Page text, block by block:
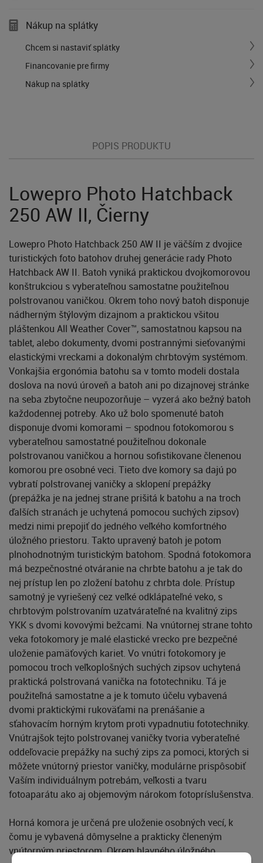
Nákup na splátky
Chcem si nastaviť splátky
Financovanie pre firmy
Nákup na splátky
POPIS PRODUKTU
Lowepro Photo Hatchback
250 AW II, Čierny
Lowepro Photo Hatchback 250 AW II je väčším z dvojice
turistických foto batohov druhej generácie rady Photo
Hatchback AW II. Batoh vyniká praktickou dvojkomorovou
konštrukciou s vyberateľnou samostatne použiteľnou
polstrovanou vaničkou. Okrem toho nový batoh disponuje
nádherným štýlovým dizajnom a praktickou všitou
pláštenkou All Weather Cover™, samostatnou kapsou na
tablet, alebo dokumenty, dvomi postrannými sieťovanými
elastickými vreckami a dokonalým chrbtovým systémom.
Vonkajšia ergonómia batohu sa v tomto modeli dostala
doslova na novú úroveň a batoh ani po dizajnovej stránke
na seba zbytočne neupozorňuje – vyzerá ako bežný batoh
každodennej potreby. Ako už bolo spomenuté batoh
disponuje dvomi komorami – spodnou fotokomorou s
vyberateľnou samostatné použiteľnou dokonale
polstrovanou vaničkou a hornou sofistikovane členenou
komorou pre osobné veci. Tieto dve komory sa dajú po
vybratí polstrovanej vaničky a sklopení prepážky
(prepážka je na jednej strane prišitá k batohu a na troch
ďalších stranách je uchytená pomocou suchých zipsov)
medzi nimi prepojiť do jedného veľkého komfortného
úložného priestoru. Takto upravený batoh je potom
plnohodnotným turistickým batohom. Spodná fotokomora
má bezpečnostné otváranie na chrbte batohu a je tak do
nej prístup len po zložení batohu z chrbta dole. Prístup
samotný je vyriešený cez veľké odklápateľné veko, s
chrbtovým polstrovaním uzatvárateľné na kvalitný zips
YKK s dvomi kovovými bežcami. Na vnútornej strane tohto
veka fotokomory je malé elastické vrecko pre bezpečné
uloženie pamäťových kariet. Vo vnútri fotokomory je
pomocou troch veľkoplošných suchých zipsov uchytená
praktická polstrovaná vanička na fototechniku. Tá je
použiteľná samostatne a je k tomuto účelu vybavená
dvomi praktickými rukoväťami na prenášanie a
sťahovacím horným krytom proti vypadnutiu fototechniky.
Vnútrajšok tejto polstrovanej vaničky tvoria vyberateľné
oddeľovacie prepážky na suchý zips za pomoci, ktorých si
môžete vnútorný priestor vaničky, modulárne prispôsobiť
Vaším individuálnym potrebám, veľkosti a tvaru
fotoaparátu ako aj objemovým nárokom fotopríslušenstva.
Horná komora je určená pre uloženie osobných vecí, k
čomu je vybavená dômyselne a prakticky členeným
vnútorným priestorom. Okrem hlavného úložného